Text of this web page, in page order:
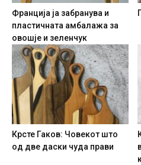
Франција ја забранува и
пластичната амбалажа за
овошје и зеленчук
Крсте Гаков: Човекот што
од две даски чуда прави